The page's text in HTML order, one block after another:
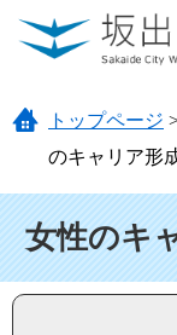
ページの先頭です。
メニューを飛ばして
トップページ
のキャリア形
女性のキ